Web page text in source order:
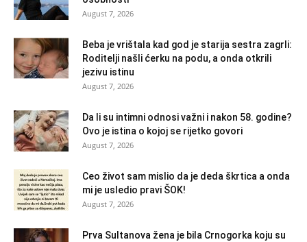
August 7, 2026
Beba je vrištala kad god je starija sestra zagrli:
Roditelji našli ćerku na podu, a onda otkrili
jezivu istinu
August 7, 2026
Da li su intimni odnosi važni i nakon 58. godine?
Ovo je istina o kojoj se rijetko govori
August 7, 2026
Ceo život sam mislio da je deda škrtica a onda
mi je usledio pravi ŠOK!
August 7, 2026
Prva Sultanova žena je bila Crnogorka koju su